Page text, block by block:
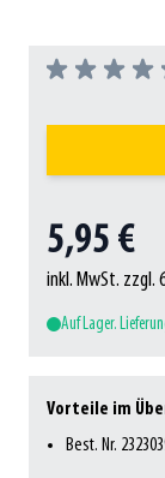
5,95 €
inkl. MwSt. zzgl.
Auf Lager.
Vorteile im
Best. Nr.